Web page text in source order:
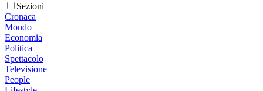
Sezioni
Cronaca
Mondo
Economia
Politica
Spettacolo
Televisione
People